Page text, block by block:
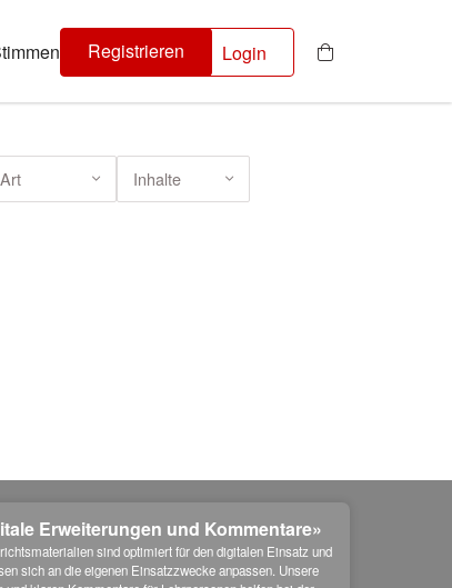
Registrieren Login
Art Inhalte
Erweiterungen und Kommentare»
sind optimiert für den digitalen Einsatz und
sich an die eigenen Einsatzzwecke anpassen. Unsere